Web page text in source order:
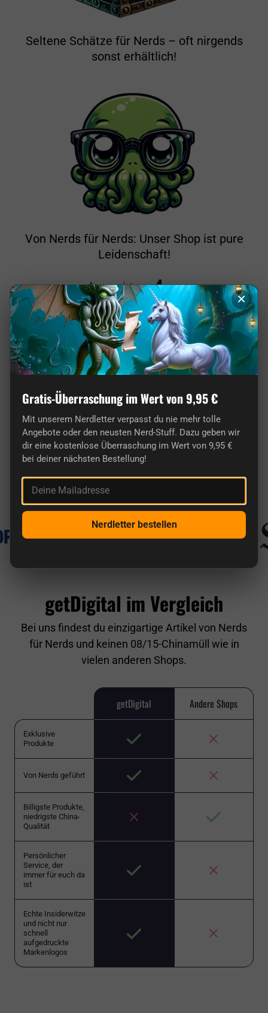
Seltene Schätze für Nerds – oft nirgends
sonst erhältlich!
Von Nerds für Nerds: Unser Shop ist pure
Leidenschaft!
Hier findest du wirklich originelle Geschenke
für Nerds.
Bekannt aus
getDigital im Vergleich
Bei uns findest du einzigartige Artikel von Nerds
für Nerds und keinen 08/15-Chinamüll wie in
vielen anderen Shops.
getDigital Andere Shops
Exklusive
Produkte
Von Nerds geführt
Billigste Produkte,
niedrigste China-
Qualität
Persönlicher
Service, der
immer für euch da
ist
Echte Insiderwitze
und nicht nur
schnell
aufgedruckte
Markenlogos
×
Gratis-Überraschung im Wert von 9,95 €
Mit unserem Nerdletter verpasst du nie mehr tolle
Angebote oder den neusten Nerd-Stuff. Dazu geben wir
dir eine kostenlose Überraschung im Wert von 9,95 €
bei deiner nächsten Bestellung!
Deine Mailadresse
Nerdletter bestellen